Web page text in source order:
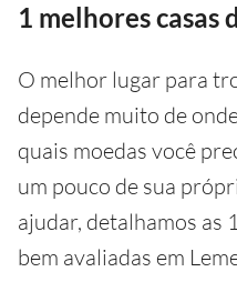
1 melhores casas
O melhor lugar para
depende muito de
quais moedas você
um pouco de sua
ajudar, detalhamos as
bem avaliadas em